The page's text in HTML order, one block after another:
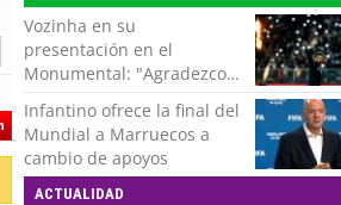
Vozinha en su
presentación en el
Monumental: "Agradezco
del fondo de mi corazón
por todo el cariño, el apoyo
del más grande de Chile"
Infantino ofrece la final del
Mundial a Marruecos a
cambio de apoyos
ACTUALIDAD